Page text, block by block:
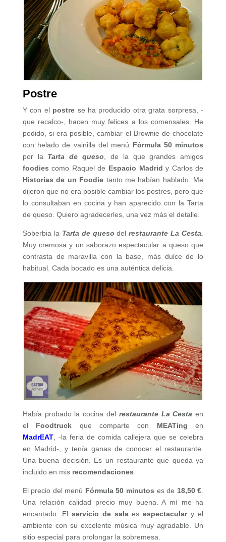
Postre
Y con el postre se ha producido otra grata sorpresa, -
que recalco-, hacen muy felices a los comensales. He
pedido, si era posible, cambiar el Brownie de chocolate
con helado de vainilla del menú Fórmula 50 minutos
por la Tarta de queso , de la que grandes amigos
foodies como Raquel de Espacio Madrid y Carlos de
Historias de un Foodie tanto me habían hablado. Me
dijeron que no era posible cambiar los postres, pero que
lo consultaban en cocina y han aparecido con la Tarta
de queso. Quiero agradecerles, una vez más el detalle.
Soberbia la Tarta de queso delrestaurante La Cesta.
Muy cremosa y un saborazo espectacular a queso que
contrasta de maravilla con la base, más dulce de lo
habitual. Cada bocado es una auténtica delicia.
Había probado la cocina del restaurante La Cesta en
el Foodtruck que comparte con MEATing en
MadrEAT, -la feria de comida callejera que se celebra
en Madrid-, y tenía ganas de conocer el restaurante.
Una buena decisión. Es un restaurante que queda ya
incluido en mis recomendaciones
El precio del menú Fórmula 50 minutos es de 18,50 €
Una relación calidad precio muy buena. A mí me ha
encantado. El servicio de salaesespectaculary el
ambiente con su excelente música muy agradable. Un
sitio especial para prolongar la sobremesa.